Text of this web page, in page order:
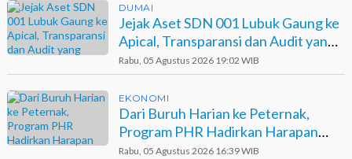
DUMAI
Jejak Aset SDN 001 Lubuk Gaung ke
Apical, Transparansi dan Audit yang
Belum Terjawab
Rabu, 05 Agustus 2026 19:02 WIB
EKONOMI
Dari Buruh Harian ke Peternak,
Program PHR Hadirkan Harapan
Baru bagi Suku Sakai
Rabu, 05 Agustus 2026 16:39 WIB